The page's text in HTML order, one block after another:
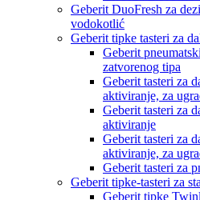
Geberit DuoFresh za
vodokotlić
Geberit tipke tasteri za
Geberit
zatvorenog tipa
Geberit tasteri za
aktiviranje, za
Geberit tasteri za
aktiviranje
Geberit tasteri za
aktiviranje, za
Geberit tasteri za
Geberit tipke-tasteri za
Geberit tipke